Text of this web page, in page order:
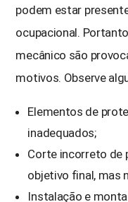
podem estar
ocupacional.
mecânico são
motivos. Observe
Elementos de
inadequados;
Corte incorreto de
objetivo final, mas
Instalação e